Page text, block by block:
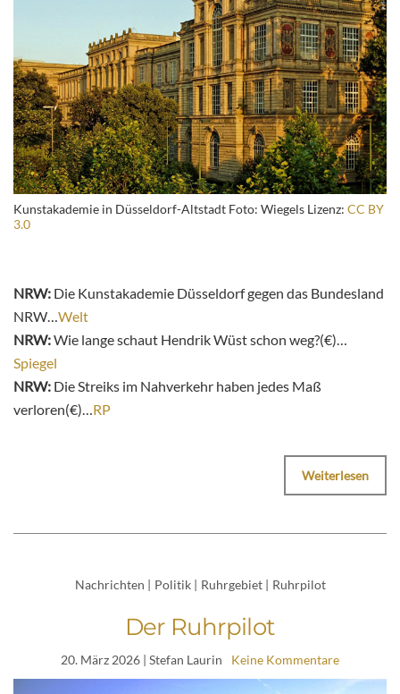
Kunstakademie in Düsseldorf-Altstadt Foto: Wiegels Lizenz: CC BY
3.0
NRW: Die Kunstakademie Düsseldorf gegen das Bundesland
NRW…Welt
NRW:Wie lange schaut Hendrik Wüst schon weg?(€)…
Spiegel
NRW: Die Streiks im Nahverkehr haben jedes Maß
verloren(€)…RP
Weiterlesen
Nachrichten | Politik | Ruhrgebiet | Ruhrpilot
Der Ruhrpilot
20. März 2026 | Stefan Laurin Keine Kommentare